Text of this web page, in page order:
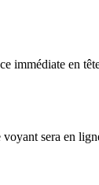
immédiate en
sera en